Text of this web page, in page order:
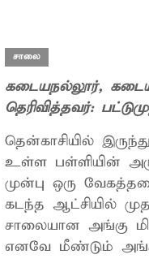
சாலை
கடையநல்லூர்,
தெரிவித்தவர்:
தென்காசியில்
உள்ள பள்ளியின்
முன்பு ஒரு
கடந்த ஆட்சியில்
சாலையான அங்கு
எனவே மீண்டும்